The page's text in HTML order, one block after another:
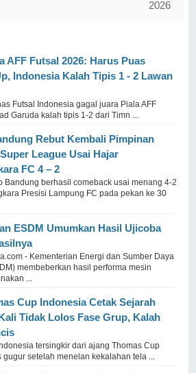
2026
AFF Futsal 2026: Harus Puas
Indonesia Kalah Tipis 1 - 2 Lawan
Futsal Indonesia gagal juara Piala AFF
Garuda kalah tipis 1-2 dari Timn ...
Rebut Kembali Pimpinan
League Usai Hajar
FC 4 – 2
Bandung berhasil comeback usai menang 4-2
Presisi Lampung FC pada pekan ke 30
ESDM Umumkan Hasil Ujicoba
- Kementerian Energi dan Sumber Daya
membeberkan hasil performa mesin
...
Cup Indonesia Cetak Sejarah
Tidak Lolos Fase Grup, Kalah
tersingkir dari ajang Thomas Cup
gugur setelah menelan kekalahan tela ...